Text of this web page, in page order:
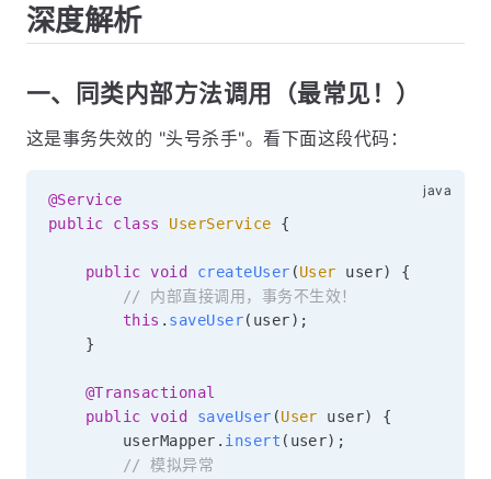
深度解析
一、同类内部方法调用（最常见！）
这是事务失效的 "头号杀手"。看下面这段代码：
@Service
public
class UserService {
public void createUser (User user)
{
// 内部直接调用，事务不生效！
this . saveUser( user) ;
}
@Transactional
public void saveUser (User user)
{
        userMapper
. insert ( user) ;
// 模拟异常